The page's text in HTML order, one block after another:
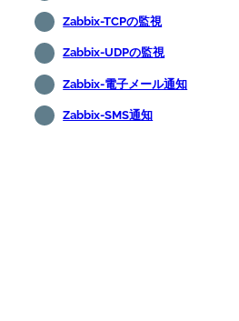
Zabbix-TCPの監視
Zabbix-UDPの監視
Zabbix-電子メール通知
Zabbix-SMS通知